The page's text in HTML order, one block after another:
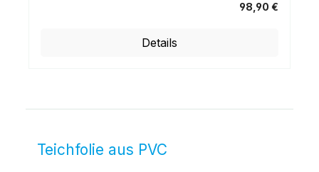
98,90 €
Details
Teichfolie aus PVC